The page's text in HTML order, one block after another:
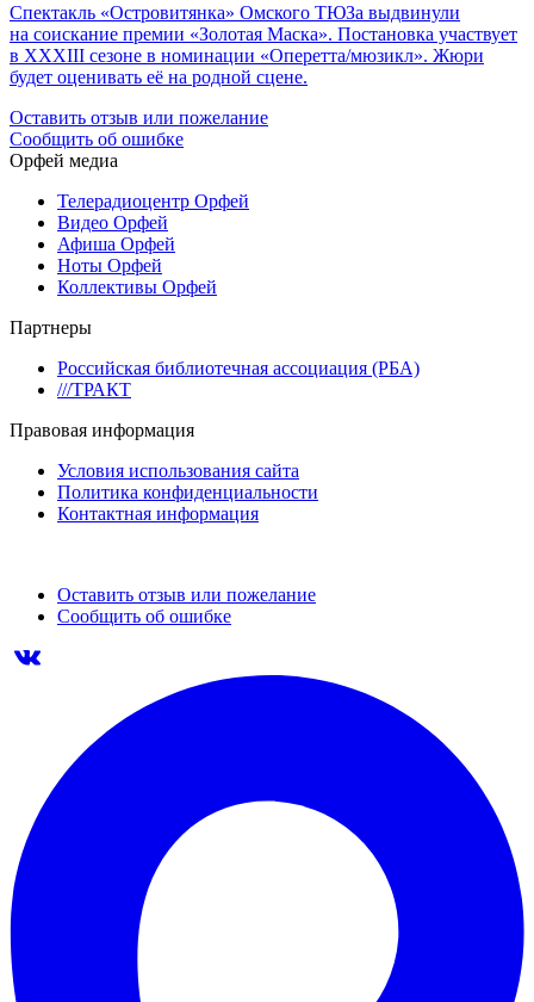
Спектакль «Островитянка» Омского ТЮЗа выдвинули
на соискание премии «Золотая Маска». Постановка участвует
в XXXIII сезоне в номинации «Оперетта/мюзикл». Жюри
будет оценивать её на родной сцене.
Оставить отзыв или пожелание
Сообщить об ошибке
Орфей медиа
Телерадиоцентр Орфей
Видео Орфей
Афиша Орфей
Ноты Орфей
Коллективы Орфей
Партнеры
Российская библиотечная ассоциация (РБА)
///ТРАКТ
Правовая информация
Условия использования сайта
Политика конфиденциальности
Контактная информация
Оставить отзыв или пожелание
Сообщить об ошибке